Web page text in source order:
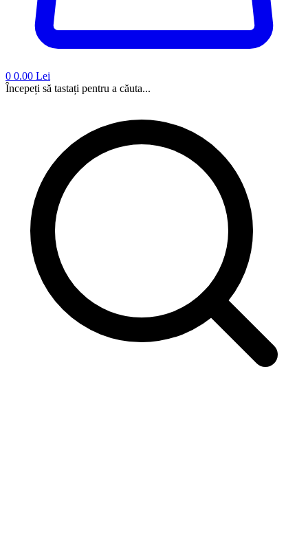
0 0.00 Lei
Începeți să tastați pentru a căuta...